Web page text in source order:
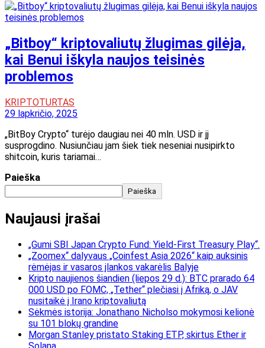
„Bitboy“ kriptovaliutų žlugimas gilėja,
kai Benui iškyla naujos teisinės
problemos
KRIPTOTURTAS
29 lapkričio, 2025
„BitBoy Crypto“ turėjo daugiau nei 40 mln. USD ir jį
susprogdino. Nusiunčiau jam šiek tiek neseniai nusipirkto
shitcoin, kuris tariamai…
Paieška
Paieška
Naujausi įrašai
„Gumi SBI Japan Crypto Fund: Yield-First Treasury Play“.
„Zoomex“ dalyvaus „Coinfest Asia 2026“ kaip auksinis
rėmėjas ir vasaros įlankos vakarėlis Balyje
Kripto naujienos šiandien (liepos 29 d.): BTC prarado 64
000 USD po FOMC, „Tether“ plečiasi į Afriką, o JAV
nusitaikė į Irano kriptovaliutą
Sėkmės istorija: Jonathano Nicholso mokymosi kelionė
su 101 blokų grandine
Morgan Stanley pristato Staking ETP, skirtus Ether ir